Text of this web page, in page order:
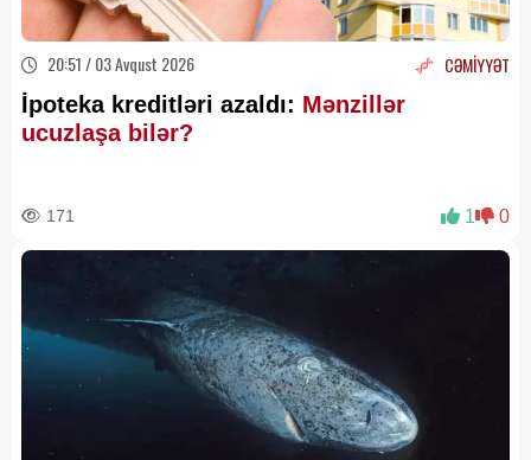
20:51 / 03 Avqust 2026 CƏMİYYƏT
İpoteka kreditləri azaldı: Mənzillər
ucuzlaşa bilər?
171 1 0